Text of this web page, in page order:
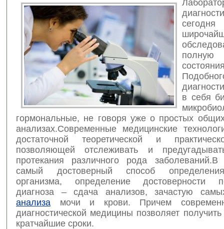
в себя
гормональные, не говоря уже о простых
анализах.Современные медицинские
достаточной теоретической и
позволяющей отслеживать и
протекания различного рода
самый достоверный способ
организма, определение достоверности
диагноза – сдача анализов, зачастую
анализа мочи и крови. Причем
диагностической медицины позволяет
кратчайшие сроки.